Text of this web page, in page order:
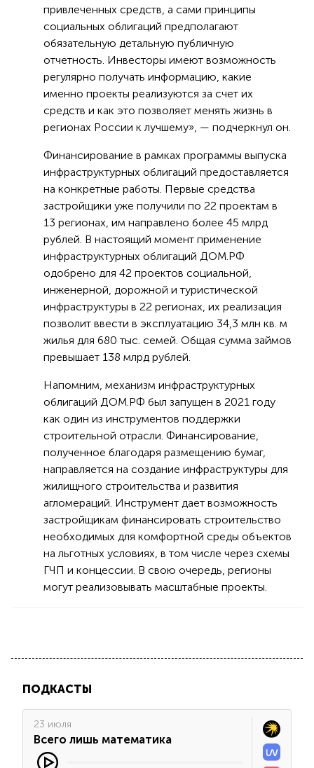
привлеченных средств, а сами принципы
социальных облигаций предполагают
обязательную детальную публичную
отчетность. Инвесторы имеют возможность
регулярно получать информацию, какие
именно проекты реализуются за счет их
средств и как это позволяет менять жизнь в
регионах России к лучшему», — подчеркнул он.
Финансирование в рамках программы выпуска
инфраструктурных облигаций предоставляется
на конкретные работы. Первые средства
застройщики уже получили по 22 проектам в
13 регионах, им направлено более 45 млрд
рублей. В настоящий момент применение
инфраструктурных облигаций ДОМ.РФ
одобрено для 42 проектов социальной,
инженерной, дорожной и туристической
инфраструктуры в 22 регионах, их реализация
позволит ввести в эксплуатацию 34,3 млн кв. м
жилья для 680 тыс. семей. Общая сумма займов
превышает 138 млрд рублей.
Напомним, механизм инфраструктурных
облигаций ДОМ.РФ был запущен в 2021 году
как один из инструментов поддержки
строительной отрасли. Финансирование,
полученное благодаря размещению бумаг,
направляется на создание инфраструктуры для
жилищного строительства и развития
агломераций. Инструмент дает возможность
застройщикам финансировать строительство
необходимых для комфортной среды объектов
на льготных условиях, в том числе через схемы
ГЧП и концессии. В свою очередь, регионы
могут реализовывать масштабные проекты.
ПОДКАСТЫ
23 июля
Всего лишь математика